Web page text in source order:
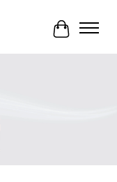
Ihr